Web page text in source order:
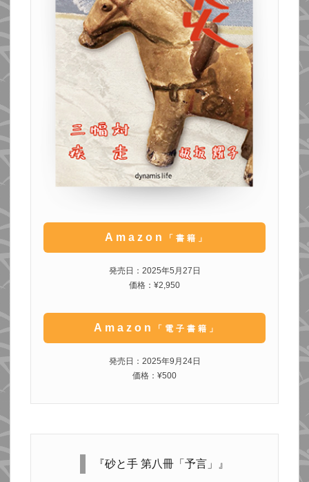
Amazon 「書籍」
発売日：2025年5月27日
価格：¥2,950
Amazon 「電子書籍」
発売日：2025年9月24日
価格：¥500
『砂と手 第八冊「予言」』